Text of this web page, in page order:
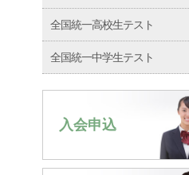
全国統一高校生テスト
全国統一中学生テスト
入会申込